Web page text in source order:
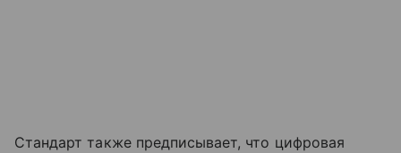
Стандарт также предписывает, что цифровая